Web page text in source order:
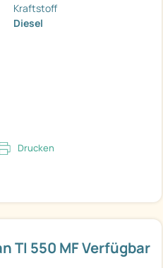
TI 550 MF Verfügbar
Kraftstoff
Diesel
Drucken